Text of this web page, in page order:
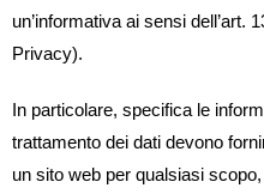
un’informativa ai sensi dell’art.
Privacy).
In particolare, specifica le
trattamento dei dati devono
un sito web per qualsiasi